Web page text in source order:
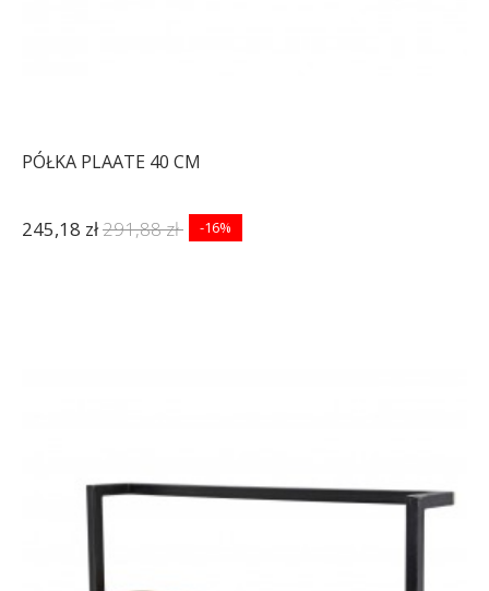
PÓŁKA PLAATE 40 CM
245,18 zł291,88 zł -16%